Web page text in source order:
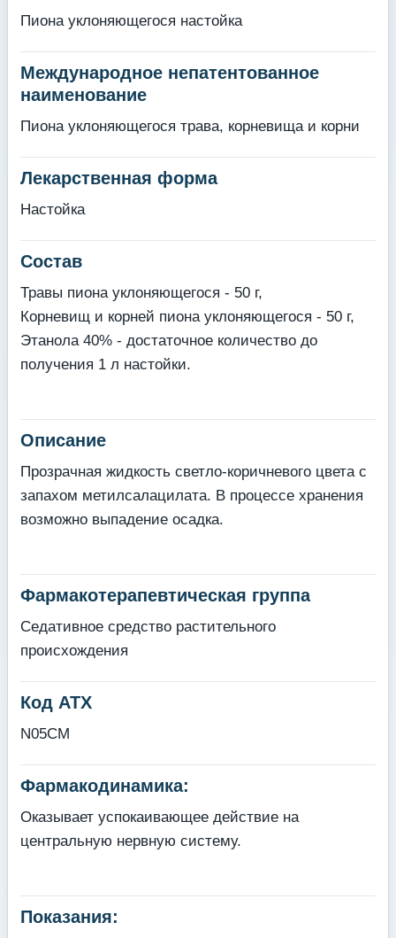
Пиона уклоняющегося настойка
Международное непатентованное
наименование
Пиона уклоняющегося трава, корневища и корни
Лекарственная форма
Настойка
Состав
Травы пиона уклоняющегося - 50 г,
Корневищ и корней пиона уклоняющегося - 50 г,
Этанола 40% - достаточное количество до
получения 1 л настойки.
Описание
Прозрачная жидкость светло-коричневого цвета с
запахом метилсалацилата. В процессе хранения
возможно выпадение осадка.
Фармакотерапевтическая группа
Седативное средство растительного
происхождения
Код АТХ
N05CM
Фармакодинамика:
Оказывает успокаивающее действие на
центральную нервную систему.
Показания: